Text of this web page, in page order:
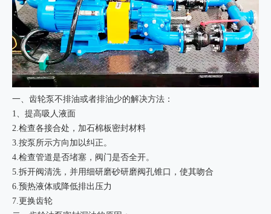
一、齿轮泵不排油或者排油少的解决方法：
1、提高吸人液面
2.检查各接合处，加石棉板密封材料
3.按泵所示方向加以纠正。
4.检查管道是否堵塞，阀门是否全开。
5.拆开阀清洗，并用细研磨砂研磨阀孔锥口，使其吻合
6.预热液体或降低排出压力
7.更换齿轮